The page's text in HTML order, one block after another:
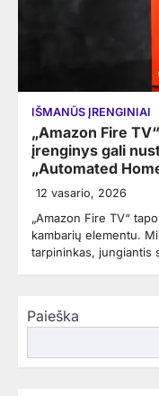
IŠMANŪS ĮRENGINIAI
„Amazon Fire
įrenginys gali
„Automated
12 vasario, 2026
„Amazon Fire TV“
kambarių elementu.
tarpininkas, jungiantis
Paieška